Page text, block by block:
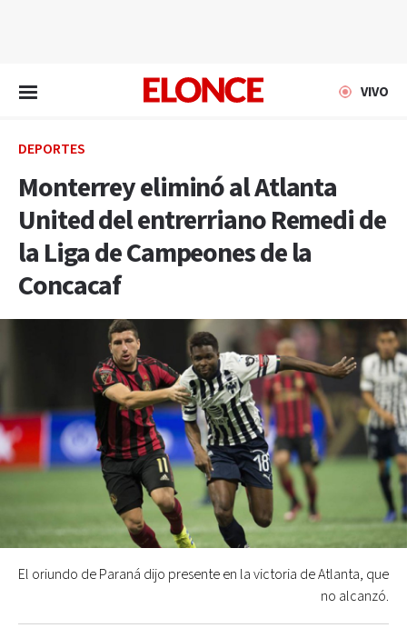
VIVO
DEPORTES
Monterrey eliminó al Atlanta
United del entrerriano Remedi de
la Liga de Campeones de la
Concacaf
El oriundo de Paraná dijo presente en la victoria de Atlanta, que
no alcanzó.